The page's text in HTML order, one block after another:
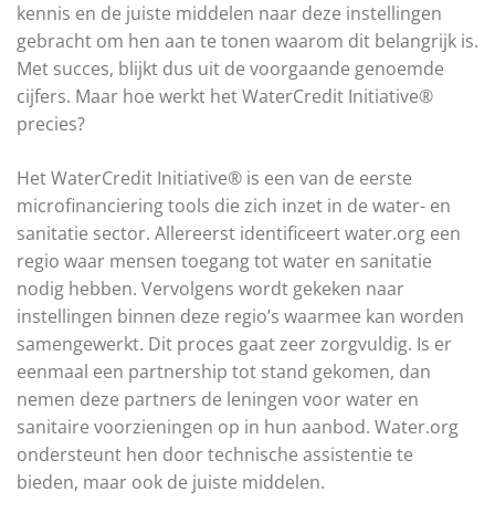
kennis en de juiste middelen naar deze instellingen
gebracht om hen aan te tonen waarom dit belangrijk is.
Met succes, blijkt dus uit de voorgaande genoemde
cijfers. Maar hoe werkt het WaterCredit Initiative®
precies?
Het WaterCredit Initiative® is een van de eerste
microfinanciering tools die zich inzet in de water- en
sanitatie sector. Allereerst identificeert water.org een
regio waar mensen toegang tot water en sanitatie
nodig hebben. Vervolgens wordt gekeken naar
instellingen binnen deze regio’s waarmee kan worden
samengewerkt. Dit proces gaat zeer zorgvuldig. Is er
eenmaal een partnership tot stand gekomen, dan
nemen deze partners de leningen voor water en
sanitaire voorzieningen op in hun aanbod. Water.org
ondersteunt hen door technische assistentie te
bieden, maar ook de juiste middelen.